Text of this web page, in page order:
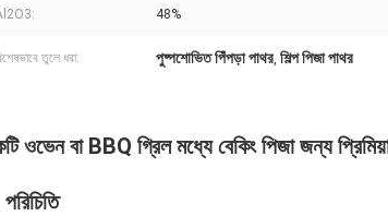
48%
তুলে ধরা: পুষ্পশোভিত পিঁপড়া পাথর, শিল্প পিজা পাথর
ওভেন বা BBQ গ্রিল মধ্যে বেকিং পিজা জন্য